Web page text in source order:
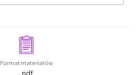
Format materiałów
.pdf